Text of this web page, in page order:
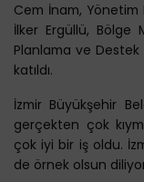
Cem İnam, Yönetim
İlker Ergüllü, Bölge
Planlama ve
katıldı.
İzmir Büyükşehir
gerçekten çok
çok iyi bir iş oldu.
de örnek olsun